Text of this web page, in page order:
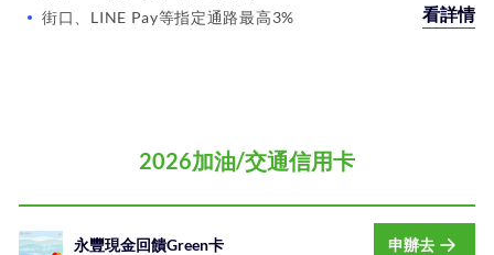
街口、LINE Pay等指定通路最高3%
看詳情
2026加油/交通信用卡
永豐現金回饋Green卡 申辦去